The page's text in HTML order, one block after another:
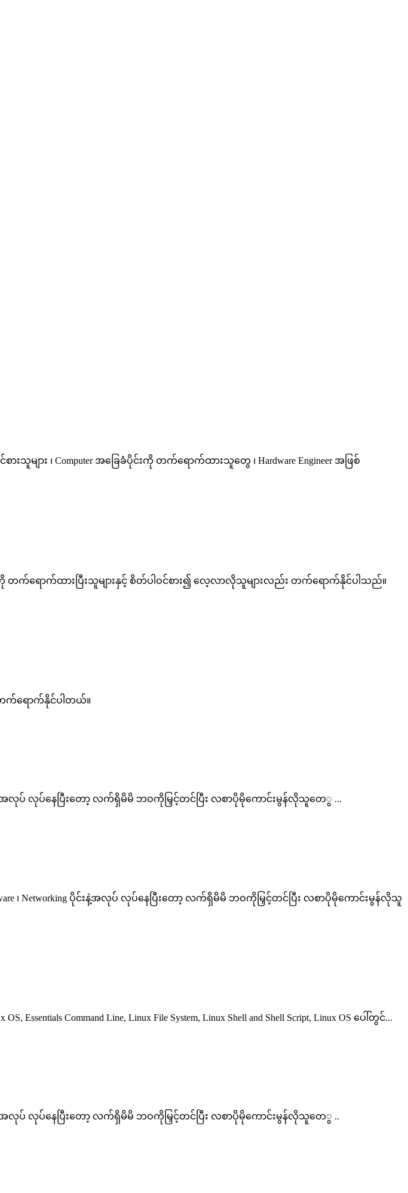
ား ၊ Computer အခြေခံပိုင်းကို တက်ရောက်ထားသူတွေ ၊ Hardware Engineer အဖြစ်
ပိုင်းကို တက်ရောက်ထားပြီးသူများနှင့် စိတ်ပါဝင်စား၍ လေ့လာလိုသူများလည်း တက်ရောက်နိုင်ပါသည်။
တက်ရောက်နိုင်ပါတယ်။
ပိုင်းနဲ့အလုပ် လုပ်နေပြီးတော့ လက်ရှိမိမိ ဘဝကိုမြှင့်တင်ပြီး လစာပိုမိုကောင်းမွန်လိုသူတေွ ...
၊ Networking ပိုင်းနဲ့အလုပ် လုပ်နေပြီးတော့ လက်ရှိမိမိ ဘဝကိုမြှင့်တင်ပြီး လစာပိုမိုကောင်းမွန်လိုသူ
Command Line, Linux File System, Linux Shell and Shell Script, Linux OS ပေါ်တွင်...
ပိုင်းနဲ့အလုပ် လုပ်နေပြီးတော့ လက်ရှိမိမိ ဘဝကိုမြှင့်တင်ပြီး လစာပိုမိုကောင်းမွန်လိုသူတေွ ..